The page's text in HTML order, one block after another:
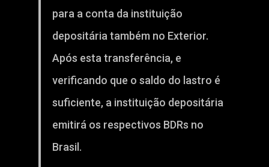
para a conta da instituição
depositária também no Exterior.
Após esta transferência, e
verificando que o saldo do lastro é
suficiente, a instituição depositária
emitirá os respectivos BDRs no
Brasil.